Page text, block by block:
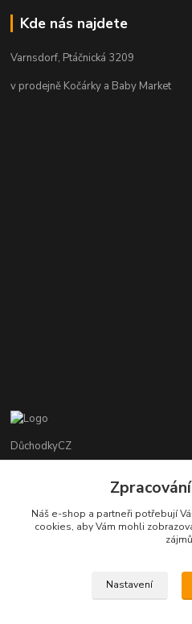
Kde nás najdete
Varnsdorf, Ptáčnická 3209
v prodejně Kočárky a Baby Market
DůchodkyCZ
+420 412384749
objednavky@duchodky.cz
Náš e-shop a partneři potřebují
cookies, aby Vám mohli
Nastavení